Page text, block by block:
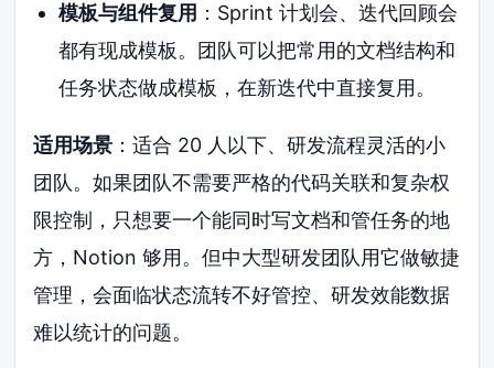
模板与组件复用 ：Sprint 计划会、迭代回顾会
都有现成模板。团队可以把常用的文档结构和
任务状态做成模板，在新迭代中直接复用。
适用场景 ：适合 20 人以下、研发流程灵活的小
团队。如果团队不需要严格的代码关联和复杂权
限控制，只想要一个能同时写文档和管任务的地
方，Notion 够用。但中大型研发团队用它做敏捷
管理，会面临状态流转不好管控、研发效能数据
难以统计的问题。